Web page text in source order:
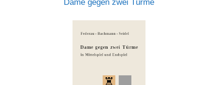
Dame gegen zwei Türme